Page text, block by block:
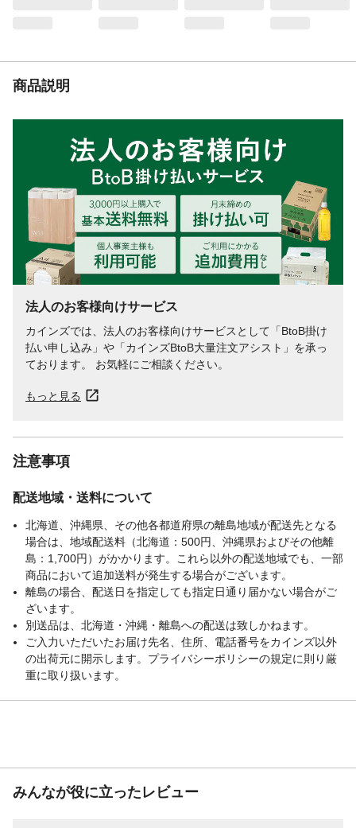
商品説明
法人のお客様向けサービス
カインズでは、法人のお客様向けサービスとして「BtoB掛け
払い申し込み」や「カインズBtoB大量注文アシスト」を承っ
ております。 お気軽にご相談ください。
もっと見る
注意事項
配送地域・送料について
北海道、沖縄県、その他各都道府県の離島地域が配送先となる
場合は、地域配送料（北海道：500円、沖縄県およびその他離
島：1,700円）がかかります。これら以外の配送地域でも、一部
商品において追加送料が発生する場合がございます。
離島の場合、配送日を指定しても指定日通り届かない場合がご
ざいます。
別送品は、北海道・沖縄・離島への配送は致しかねます。
ご入力いただいたお届け先名、住所、電話番号をカインズ以外
の出荷元に開示します。プライバシーポリシーの規定に則り厳
重に取り扱います。
みんなが役に立ったレビュー